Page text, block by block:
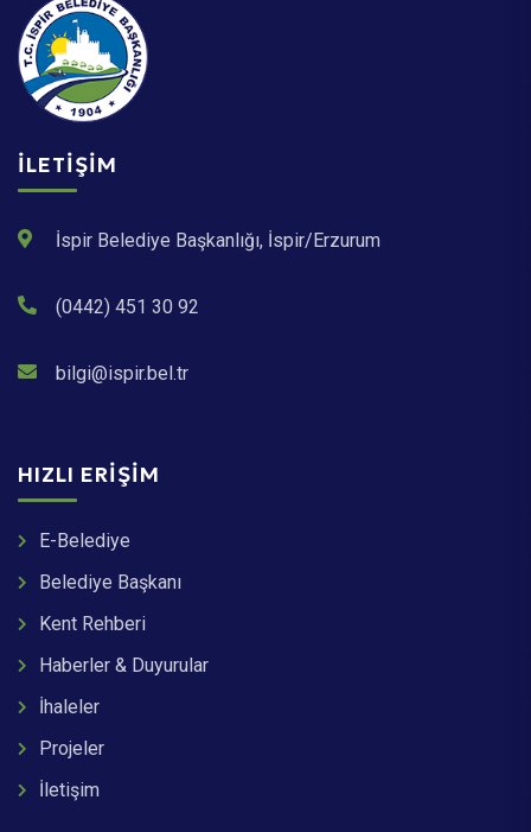
İLETIŞIM
İspir Belediye Başkanlığı, İspir/Erzurum
(0442) 451 30 92
bilgi@ispir.bel.tr
HIZLI ERIŞIM
E-Belediye
Belediye Başkanı
Kent Rehberi
Haberler & Duyurular
İhaleler
Projeler
İletişim